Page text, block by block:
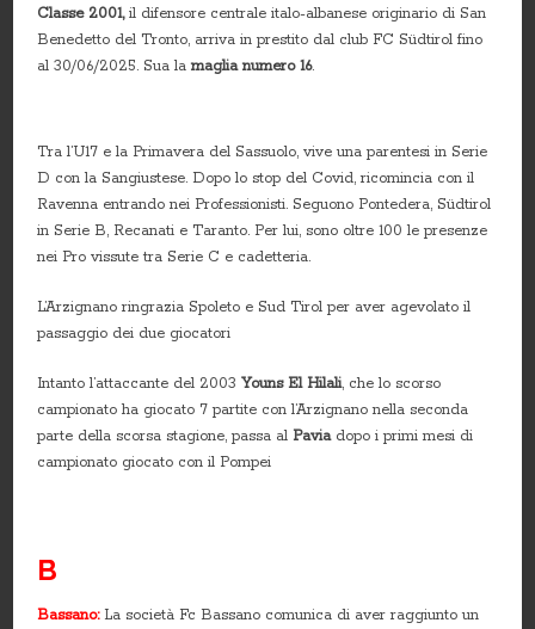
Classe 2001,il difensore centrale italo-albanese originario di San
Benedetto del Tronto, arriva in prestito dal club FC Südtirol fino
al 30/06/2025. Sua lamaglia numero 16.
Tra l’U17 e la Primavera del Sassuolo, vive una parentesi in Serie
D con la Sangiustese. Dopo lo stop del Covid, ricomincia con il
Ravenna entrando nei Professionisti. Seguono Pontedera, Südtirol
in Serie B, Recanati e Taranto. Per lui, sono oltre 100 le presenze
nei Pro vissute tra Serie C e cadetteria.
L’Arzignano ringrazia Spoleto e Sud Tirol per aver agevolato il
passaggio dei due giocatori
Intanto l’attaccante del 2003Youns El Hilali, che lo scorso
campionato ha giocato 7 partite con l’Arzignano nella seconda
parte della scorsa stagione, passa alPaviadopo i primi mesi di
campionato giocato con il Pompei
B
Bassano: La società Fc Bassano comunica di aver raggiunto un